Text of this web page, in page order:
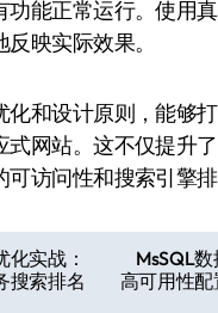
功能正常运行。使用
映实际效果。
化和设计原则，能够
网站。这不仅提升
访问性和搜索引擎排
化实战：
搜索排名
MsSQL
高可用性